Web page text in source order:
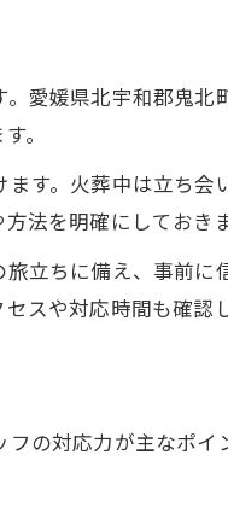
スの選び方
具体的な方法
用する際の注意
と安置法
きポイント
愛媛県北宇和郡鬼
。
す。火葬中は立ち
法を明確にしておきま
立ちに備え、事前
スや対応時間も確認
の対応力が主なポイ